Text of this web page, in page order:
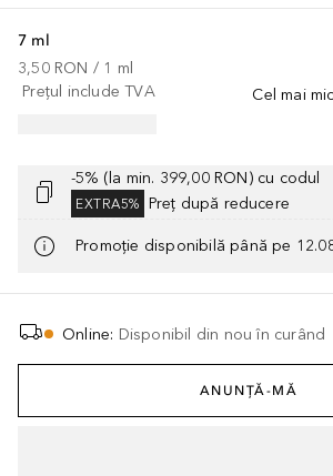
Cel mai
7 ml
3,50 RON / 1 ml
Prețul include TVA
-5% (la min. 399,00 RON) cu codul
EXTRA5% Preț după reducere
Promoție disponibilă până pe
Online: Disponibil din nou în curând
ANUNȚĂ-MĂ